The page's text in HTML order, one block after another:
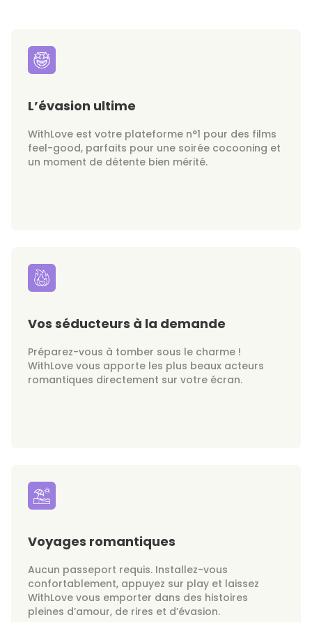
L’évasion ultime
WithLove est votre plateforme n°1 pour des films
feel-good, parfaits pour une soirée cocooning et
un moment de détente bien mérité.
Vos séducteurs à la demande
Préparez-vous à tomber sous le charme !
WithLove vous apporte les plus beaux acteurs
romantiques directement sur votre écran.
Voyages romantiques
Aucun passeport requis. Installez-vous
confortablement, appuyez sur play et laissez
WithLove vous emporter dans des histoires
pleines d’amour, de rires et d’évasion.